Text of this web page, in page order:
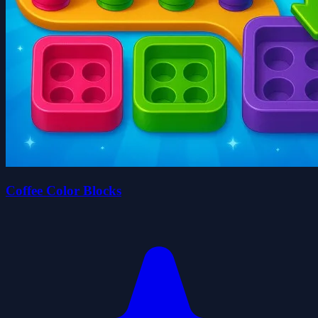
Coffee Color Blocks